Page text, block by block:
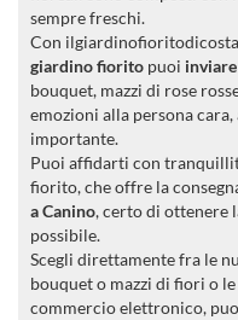
sempre freschi.
Con
giardino fiorito puoi
bouquet, mazzi di rose
emozioni alla persona
importante.
Puoi affidarti con
fiorito, che offre la
a Canino, certo di ottenere
possibile.
Scegli direttamente fra le
bouquet o mazzi di fiori o
commercio elettronico,